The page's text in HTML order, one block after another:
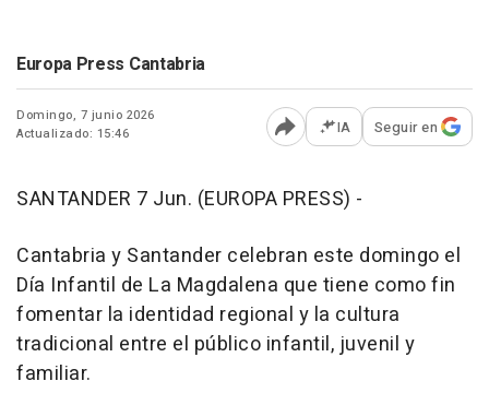
Europa Press Cantabria
Domingo, 7 junio 2026
Actualizado: 15:46
Abrir opciones para
IA Seguir en
SANTANDER 7 Jun. (EUROPA PRESS) -
Cantabria y Santander celebran este domingo el
Día Infantil de La Magdalena que tiene como fin
fomentar la identidad regional y la cultura
tradicional entre el público infantil, juvenil y
familiar.